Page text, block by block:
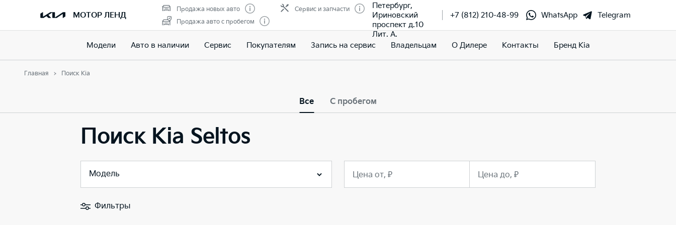
МОТОР ЛЕНД
Продажа новых авто
Продажа авто с пробегом
Сервис и запчасти
Петербург,
Ириновский
проспект д.10
Лит. А.
+7 (812) 210-48-99 WhatsApp Telegram
Модели Авто в наличии Сервис Покупателям Запись на сервис Владельцам О Дилере Контакты Бренд Kia
Главная Поиск Kia
Все С пробегом
Поиск Kia Seltos
Модель Цена от, ₽ Цена до, ₽
Фильтры